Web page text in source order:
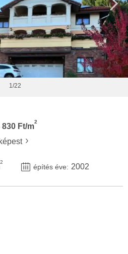
1/22
830 Ft/m
2
2
építés éve: 2002